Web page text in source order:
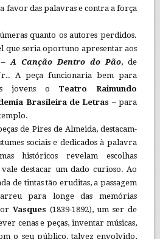
favor das palavras e contra a força
quanto os autores perdidos.
que seria oportuno apresentar aos
A Canção Dentro do Pão, de
A peça funcionaria bem para
jovens o Teatro Raimundo
Brasileira de Letras – para
de Pires de Almeida, destacam-
sociais e dedicados à palavra
históricos revelam escolhas
destacar um dado curioso. Ao
de tintas tão eruditas, a passagem
para longe das memórias
Vasques (1839-1892), um ser de
cenas e peças, inventar músicas,
o seu público, talvez envolvido,